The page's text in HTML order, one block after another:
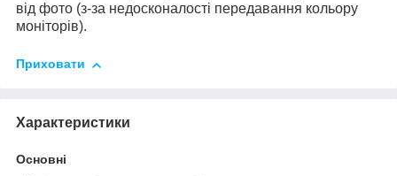
від фото (з-за недосконалості передавання кольору
моніторів).
Приховати
Характеристики
Основні